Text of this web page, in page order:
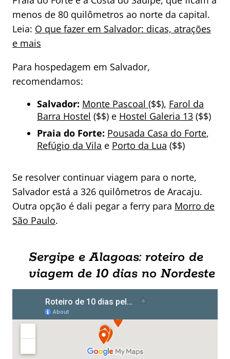
menos de 80 quilômetros ao norte da capital.
Leia: O que fazer em Salvador: dicas, atrações
e mais
Para hospedagem em Salvador,
recomendamos:
Salvador: Monte Pascoal ($$), Farol da
Barra Hostel ($$) e Hostel Galeria 13 ($$)
Praia do Forte: Pousada Casa do Forte,
Refúgio da Vila e Porto da Lua ($$)
Se resolver continuar viagem para o norte,
Salvador está a 326 quilômetros de Aracaju.
Outra opção é dali pegar a ferry para Morro de
São Paulo.
Sergipe e Alagoas: roteiro de
viagem de 10 dias no Nordeste